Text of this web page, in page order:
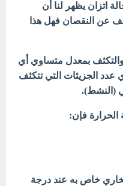
اتزان يظهر لنا أن
عن النقصان فهل هذا
والتكثف بمعدل متساوي أي
عدد الجزيئات التي تتكثف
(النشط).
فإن:
خاص به عند درجة